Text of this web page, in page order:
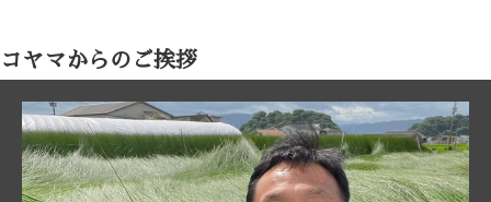
コヤマからのご挨拶